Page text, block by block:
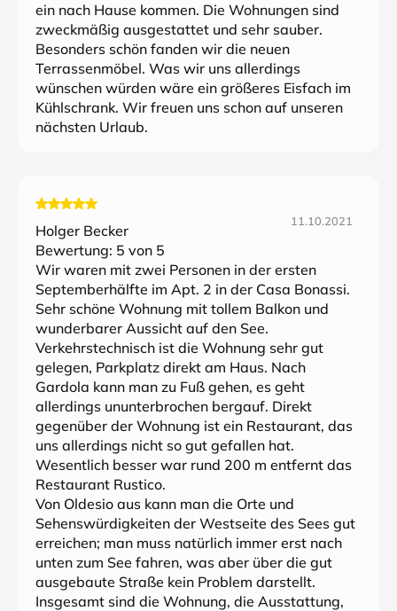
ein nach Hause kommen. Die Wohnungen sind
zweckmäßig ausgestattet und sehr sauber.
Besonders schön fanden wir die neuen
Terrassenmöbel. Was wir uns allerdings
wünschen würden wäre ein größeres Eisfach im
Kühlschrank. Wir freuen uns schon auf unseren
nächsten Urlaub.
Holger Becker
11.10.2021
Bewertung: 5 von 5
Wir waren mit zwei Personen in der ersten
Septemberhälfte im Apt. 2 in der Casa Bonassi.
Sehr schöne Wohnung mit tollem Balkon und
wunderbarer Aussicht auf den See.
Verkehrstechnisch ist die Wohnung sehr gut
gelegen, Parkplatz direkt am Haus. Nach
Gardola kann man zu Fuß gehen, es geht
allerdings ununterbrochen bergauf. Direkt
gegenüber der Wohnung ist ein Restaurant, das
uns allerdings nicht so gut gefallen hat.
Wesentlich besser war rund 200 m entfernt das
Restaurant Rustico.
Von Oldesio aus kann man die Orte und
Sehenswürdigkeiten der Westseite des Sees gut
erreichen; man muss natürlich immer erst nach
unten zum See fahren, was aber über die gut
ausgebaute Straße kein Problem darstellt.
Insgesamt sind die Wohnung, die Ausstattung,